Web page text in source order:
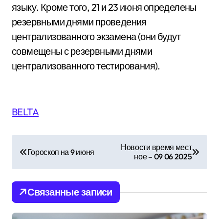
языку. Кроме того, 21 и 23 июня определены
резервными днями проведения
централизованного экзамена (они будут
совмещены с резервными днями
централизованного тестирования).
BELTA
а
в
и
Гороскоп на 9 июня
Новости время мест
ное – 09 06 2025
Связанные записи